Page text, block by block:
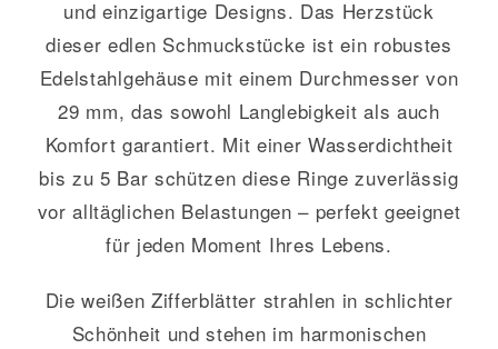
und einzigartige Designs. Das Herzstück
dieser edlen Schmuckstücke ist ein robustes
Edelstahlgehäuse mit einem Durchmesser von
29 mm, das sowohl Langlebigkeit als auch
Komfort garantiert. Mit einer Wasserdichtheit
bis zu 5 Bar schützen diese Ringe zuverlässig
vor alltäglichen Belastungen – perfekt geeignet
für jeden Moment Ihres Lebens.
Die weißen Zifferblätter strahlen in schlichter
Schönheit und stehen im harmonischen